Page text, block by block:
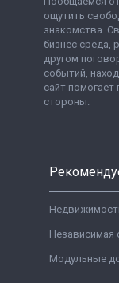
ощутить
знакомства.
бизнес среда,
другом
событий,
сайт помогает
стороны.
Независимая
Модульные